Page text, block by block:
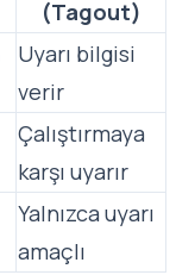
(Tagout)
Uyarı bilgisi
verir
Çalıştırmaya
karşı uyarır
Yalnızca uyarı
amaçlı